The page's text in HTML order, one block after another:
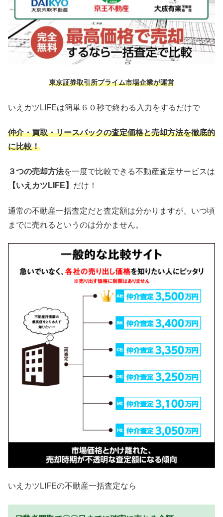
東京証券取引所プライム市場企業が運営
いえカツLIFEは簡単６０秒で終わる入力をするだけで
仲介・買取・リースバックの査定価格と売却方法を徹底的
に比較！
３つの売却方法を一度で比較できる不動産査定サービスは
【いえカツLIFE】 だけ！
通常の不動産一括査定だと査定額は分かりますが、いつ頃
までに売れるというのは分かません。
いえカツLIFEの不動産一括査定なら